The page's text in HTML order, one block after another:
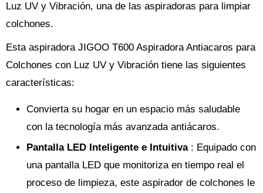
Luz UV y Vibración, una de las aspiradoras para limpiar
colchones.
Esta aspiradora JIGOO T600 Aspiradora Antiacaros para
Colchones con Luz UV y Vibración tiene las siguientes
características:
Convierta su hogar en un espacio más saludable
con la tecnología más avanzada antiácaros.
Pantalla LED Inteligente e Intuitiva : Equipado con
una pantalla LED que monitoriza en tiempo real el
proceso de limpieza, este aspirador de colchones le